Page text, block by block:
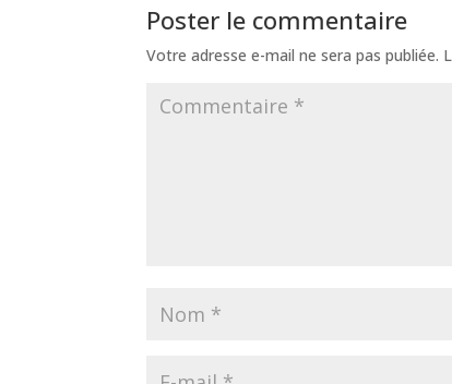
Poster le commentaire
Votre adresse e-mail ne sera pas publiée.